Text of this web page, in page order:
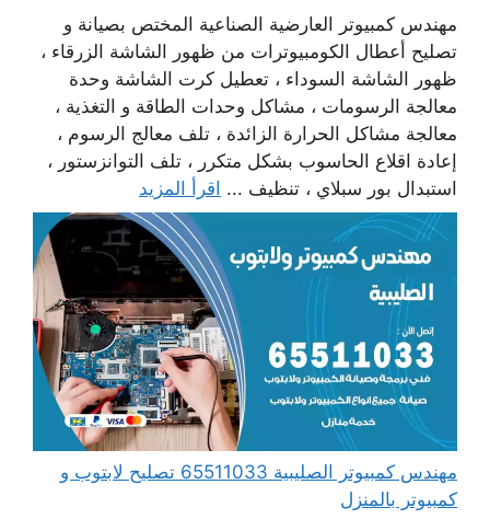
مهندس كمبيوتر العارضية الصناعية المختص بصيانة و
تصليح أعطال الكومبيوترات من ظهور الشاشة الزرقاء ،
ظهور الشاشة السوداء ، تعطيل كرت الشاشة وحدة
معالجة الرسومات ، مشاكل وحدات الطاقة و التغذية ،
معالجة مشاكل الحرارة الزائدة ، تلف معالج الرسوم ،
إعادة اقلاع الحاسوب بشكل متكرر ، تلف التوانزستور ،
استبدال بور سبلاي ، تنظيف ... اقرأ المزيد
مهندس كمبيوتر الصليبية 65511033 تصليح لابتوب و
كمبيوتر بالمنزل